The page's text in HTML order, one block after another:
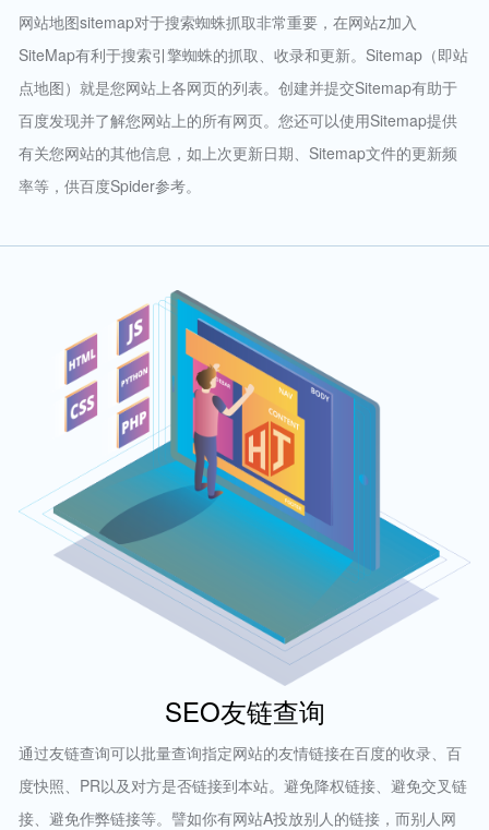
网站地图sitemap对于搜索蜘蛛抓取非常重要，在网站z加入
SiteMap有利于搜索引擎蜘蛛的抓取、收录和更新。Sitemap（即站
点地图）就是您网站上各网页的列表。创建并提交Sitemap有助于
百度发现并了解您网站上的所有网页。您还可以使用Sitemap提供
有关您网站的其他信息，如上次更新日期、Sitemap文件的更新频
率等，供百度Spider参考。
SEO友链查询
通过友链查询可以批量查询指定网站的友情链接在百度的收录、百
度快照、PR以及对方是否链接到本站。避免降权链接、避免交叉链
接、避免作弊链接等。譬如你有网站A投放别人的链接，而别人网